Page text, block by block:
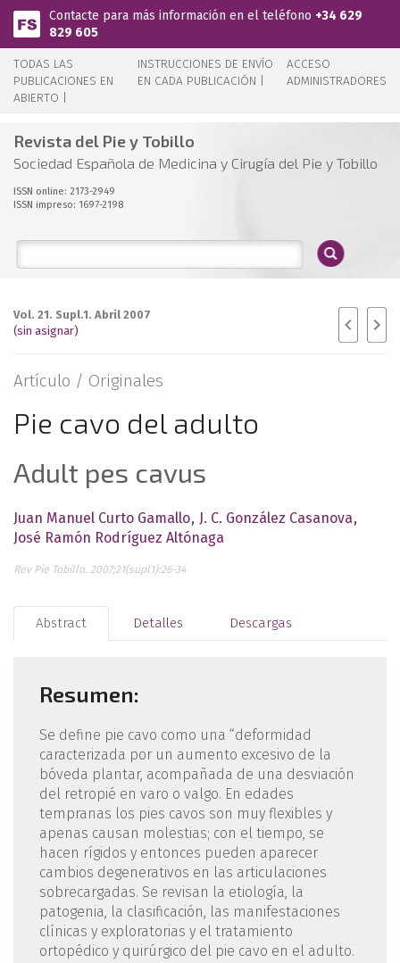
Pasar al contenido principal
Contacte para más información en el teléfono +34 629
829 605
TODAS LAS
PUBLICACIONES EN
ABIERTO |
INSTRUCCIONES DE ENVÍO
EN CADA PUBLICACIÓN |
ACCESO
ADMINISTRADORES
Revista del Pie y Tobillo
Sociedad Española de Medicina y Cirugía del Pie y Tobillo
ISSN online: 2173-2949
ISSN impreso: 1697-2198
Vol. 21. Supl.1. Abril 2007
(sin asignar)
Artículo / Originales
Pie cavo del adulto
Adult pes cavus
Juan Manuel Curto Gamallo J. C. González Casanova
José Ramón Rodríguez Altónaga
Rev Pie Tobillo. 2007;21(supl1):26-34
Abstract Detalles Descargas
Resumen:
Se define pie cavo como una “deformidad
caracterizada por un aumento excesivo de la
bóveda plantar, acompañada de una desviación
del retropié en varo o valgo. En edades
tempranas los pies cavos son muy flexibles y
apenas causan molestias; con el tiempo, se
hacen rígidos y entonces pueden aparecer
cambios degenerativos en las articulaciones
sobrecargadas. Se revisan la etiología, la
patogenia, la clasificación, las manifestaciones
clínicas y exploratorias y el tratamiento
ortopédico y quirúrgico del pie cavo en el adulto.